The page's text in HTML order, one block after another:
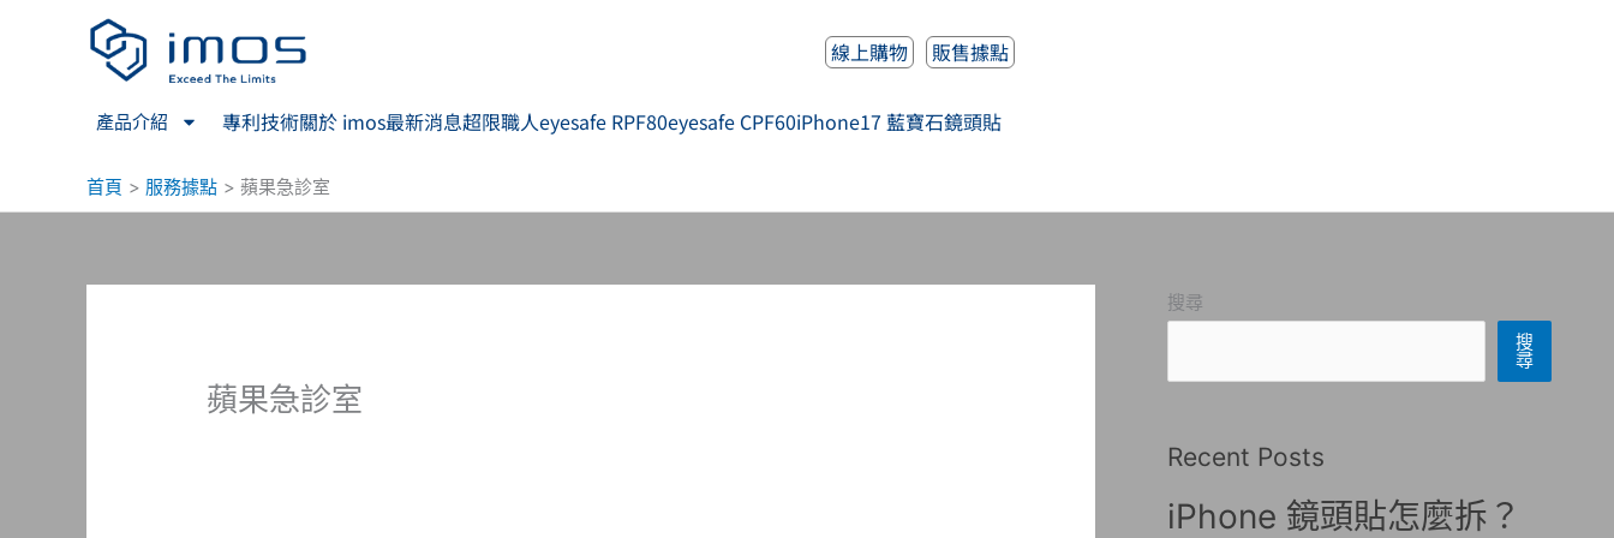
線上購物 販售據點
產品介紹 專利技術關於 imos最新消息超限職人eyesafe RPF80eyesafe CPF60iPhone17 藍寶石鏡頭貼
首頁 服務據點 蘋果急診室
蘋果急診室
搜尋
搜
尋
Recent Posts
iPhone 鏡頭貼怎麼拆？